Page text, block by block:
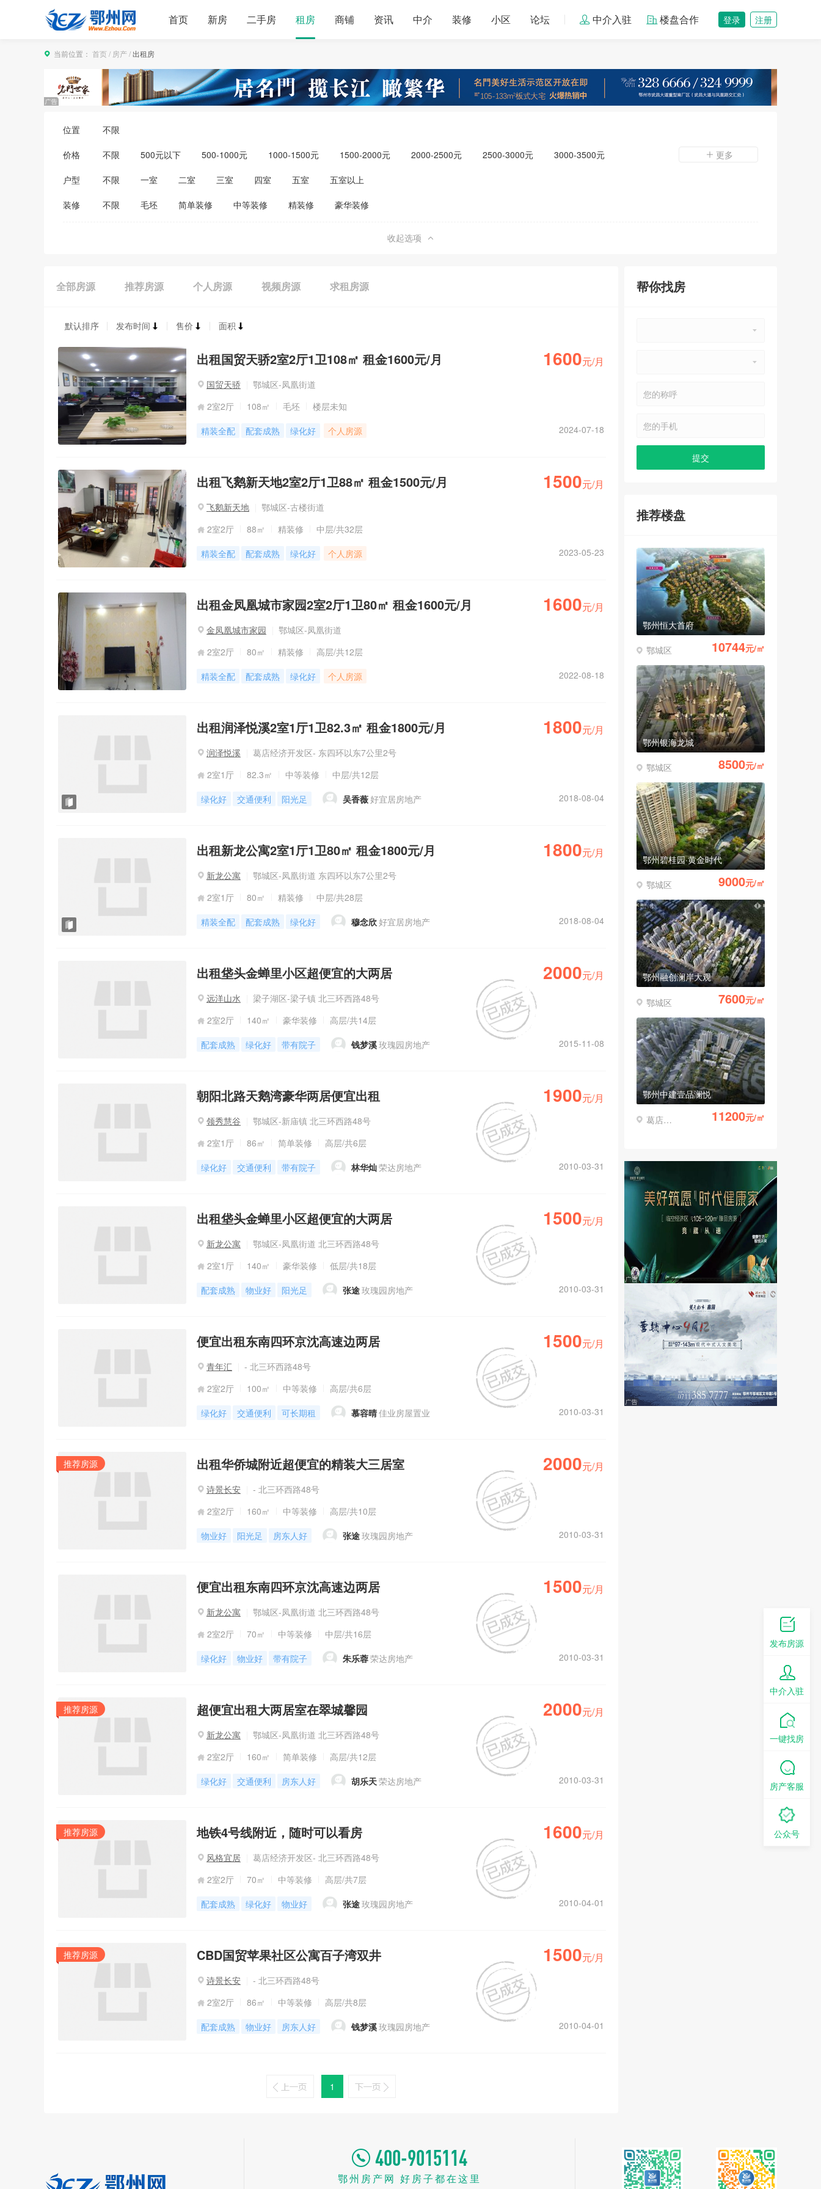
首页 新房 二手房 租房 商铺 资讯 中介 装修 小区 论坛 中介入驻 楼盘合作 登录 注册
当前位置： 首页 / 房产/出租房
位置 不限
价格 不限 500元以下 500-1000元 1000-1500元 1500-2000元 2000-2500元 2500-3000元
3000-3500元
3500-4000元
4000-5000元 5000元以上
更多
户型 不限 一室 二室 三室 四室 五室 五室以上
装修 不限 毛坯 简单装修 中等装修 精装修 豪华装修
收起选项
全部房源 推荐房源 个人房源 视频房源 求租房源
默认排序 发布时间 售价 面积
出租国贸天骄2室2厅1卫108㎡ 租金1600元/月
国贸天骄
鄂城区-凤凰街道
2室2厅
108㎡ 毛坯
楼层未知
精装全配
配套成熟 绿化好 个人房源 2024-07-18
1600元/月
出租飞鹅新天地2室2厅1卫88㎡ 租金1500元/月
飞鹅新天地
鄂城区-古楼街道
2室2厅
88㎡ 精装修 中层/共32层
精装全配
配套成熟 绿化好 个人房源 2023-05-23
1500元/月
出租金凤凰城市家园2室2厅1卫80㎡ 租金1600元/月
金凤凰城市家园
鄂城区-凤凰街道
2室2厅
80㎡ 精装修 高层/共12层
精装全配
配套成熟 绿化好 个人房源 2022-08-18
1600元/月
出租润泽悦溪2室1厅1卫82.3㎡ 租金1800元/月
润泽悦溪
葛店经济开发区- 东四环以东7公里2号
2室1厅
82.3㎡ 中等装修 中层/共12层
绿化好
交通便利 阳光足 吴香薇好宜居房地产 2018-08-04
1800元/月
出租新龙公寓2室1厅1卫80㎡ 租金1800元/月
新龙公寓
鄂城区-凤凰街道 东四环以东7公里2号
2室1厅
80㎡ 精装修 中层/共28层
精装全配
配套成熟 绿化好 穆念欣好宜居房地产 2018-08-04
1800元/月
出租垡头金蝉里小区超便宜的大两居
远洋山水
梁子湖区-梁子镇 北三环西路48号
2室2厅
140㎡ 豪华装修 高层/共14层
配套成熟
绿化好 带有院子 钱梦溪玫瑰园房地产 2015-11-08
2000元/月
朝阳北路天鹅湾豪华两居便宜出租
领秀慧谷
鄂城区-新庙镇 北三环西路48号
2室1厅
86㎡ 简单装修 高层/共6层
绿化好
交通便利 带有院子 林华灿荣达房地产 2010-03-31
1900元/月
出租垡头金蝉里小区超便宜的大两居
新龙公寓
鄂城区-凤凰街道 北三环西路48号
2室1厅
140㎡ 豪华装修 低层/共18层
配套成熟
物业好 阳光足 张途玫瑰园房地产 2010-03-31
1500元/月
便宜出租东南四环京沈高速边两居
青年汇
- 北三环西路48号
2室2厅
100㎡ 中等装修 高层/共6层
绿化好
交通便利 可长期租 慕容晴佳业房屋置业 2010-03-31
1500元/月
出租华侨城附近超便宜的精装大三居室
诗景长安
- 北三环西路48号
2室2厅
160㎡ 中等装修 高层/共10层
物业好
阳光足 房东人好 张途玫瑰园房地产 2010-03-31
2000元/月
推荐房源
便宜出租东南四环京沈高速边两居
新龙公寓
鄂城区-凤凰街道 北三环西路48号
2室2厅
70㎡ 中等装修 中层/共16层
绿化好
物业好 带有院子 朱乐蓉荣达房地产 2010-03-31
1500元/月
超便宜出租大两居室在翠城馨园
新龙公寓
鄂城区-凤凰街道 北三环西路48号
2室2厅
160㎡ 简单装修 高层/共12层
绿化好
交通便利 房东人好 胡乐天荣达房地产 2010-03-31
2000元/月
推荐房源
地铁4号线附近，随时可以看房
风格宜居
葛店经济开发区- 北三环西路48号
2室2厅
70㎡ 中等装修 高层/共7层
配套成熟
绿化好 物业好 张途玫瑰园房地产 2010-04-01
1600元/月
推荐房源
CBD国贸苹果社区公寓百子湾双井
诗景长安
- 北三环西路48号
2室2厅
86㎡ 中等装修 高层/共8层
配套成熟
物业好 房东人好 钱梦溪玫瑰园房地产 2010-04-01
1500元/月
推荐房源
1
帮你找房
推荐楼盘
鄂州恒大首府
鄂城区 10744元/㎡
鄂州银海龙城
鄂城区 8500元/㎡
鄂州碧桂园·黄金时代
鄂城区 9000元/㎡
鄂州融创澜岸大观
鄂城区 7600元/㎡
鄂州中建壹品澜悦
葛店经济开发区 11200元/㎡
400-9015114
鄂州房产网 好房子都在这里
发布房源
中介入驻
一键找房
房产客服
公众号